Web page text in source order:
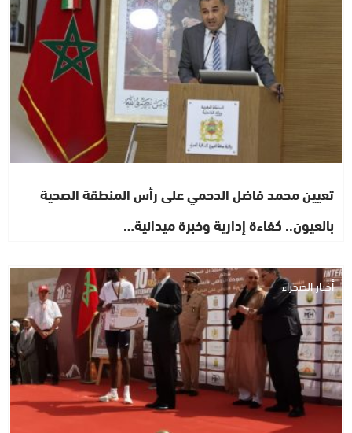
تعيين محمد فاضل الدحمي على رأس المنطقة الصحية
بالعيون.. كفاءة إدارية وخبرة ميدانية…
أخبار الصحراء